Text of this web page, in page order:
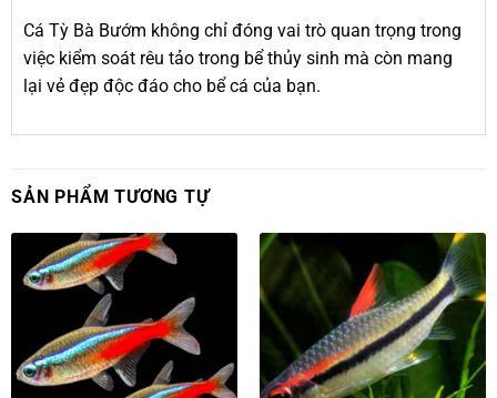
Cá Tỳ Bà Bướm không chỉ đóng vai trò quan trọng trong
việc kiểm soát rêu tảo trong bể thủy sinh mà còn mang
lại vẻ đẹp độc đáo cho bể cá của bạn.
SẢN PHẨM TƯƠNG TỰ